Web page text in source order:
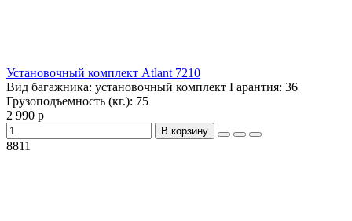
Установочный комплект Atlant 7210
Вид багажника: установочный комплект Гарантия: 36
Грузоподъемность (кг.): 75
2 990 р
В корзину
8811